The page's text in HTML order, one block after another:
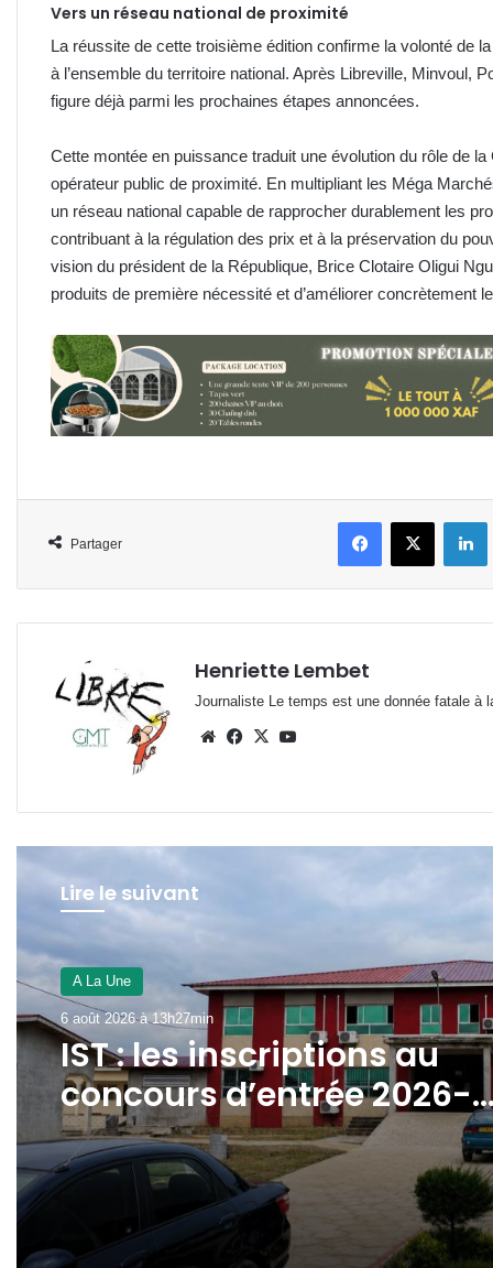
Vers un réseau national de proximité
La réussite de cette troisième édition confirme la volonté de
à l’ensemble du territoire national. Après Libreville, Minvoul,
figure déjà parmi les prochaines étapes annoncées.
Cette montée en puissance traduit une évolution du rôle de
opérateur public de proximité. En multipliant les Méga
un réseau national capable de rapprocher durablement les
contribuant à la régulation des prix et à la préservation du
vision du président de la République, Brice Clotaire Oligui
produits de première nécessité et d’améliorer concrètement
Partager
FacebookX
Henriette Lembet
Journaliste Le temps est une donnée fatale à
WebsiteFacebook
X
Lire le suivant
A La Une
6 août 2026 à 13h27min
IST : les inscriptions au
concours d’entrée 2026-
2027 ouvertes jusqu’au 31
août